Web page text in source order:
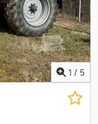
: 4 400 litres,
triple buse,
de stockage : chez
1 / 5